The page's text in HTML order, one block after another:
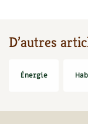
D’autres
Énergie